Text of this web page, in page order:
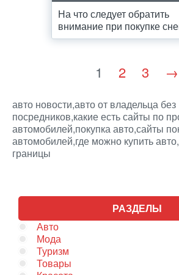
авто новости,авто от владельца без
посредников,какие есть сайты по
автомобилей,покупка авто,сайты
автомобилей,где можно купить
границы
На что следует обратить
внимание при покупке
1 2 3 →
РАЗДЕЛЫ
Авто
Мода
Туризм
Товары